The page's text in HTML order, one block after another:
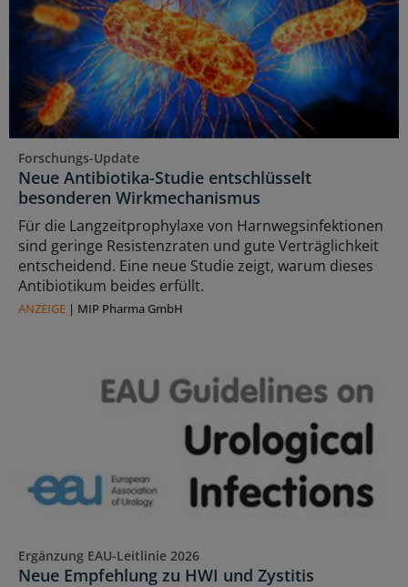
Forschungs-Update
Neue Antibiotika-Studie entschlüsselt
besonderen Wirkmechanismus
Für die Langzeitprophylaxe von Harnwegsinfektionen
sind geringe Resistenzraten und gute Verträglichkeit
entscheidend. Eine neue Studie zeigt, warum dieses
Antibiotikum beides erfüllt.
ANZEIGE | MIP Pharma GmbH
Ergänzung EAU-Leitlinie 2026
Neue Empfehlung zu HWI und Zystitis